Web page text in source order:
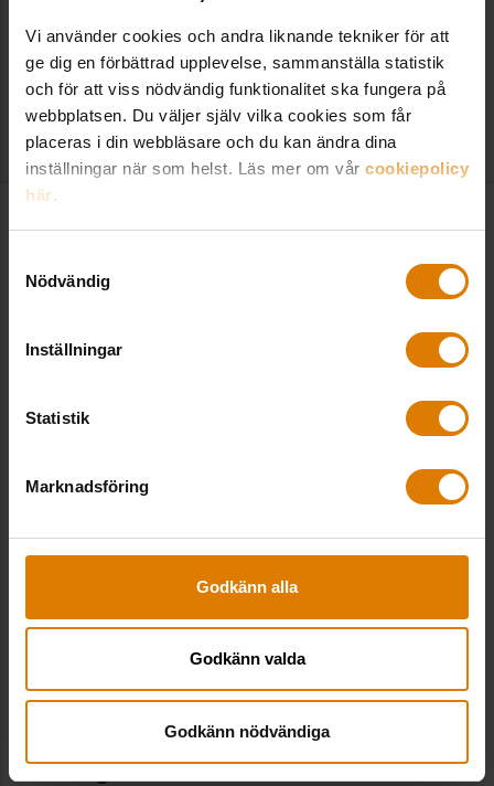
Vi använder cookies och andra liknande tekniker för att
ge dig en förbättrad upplevelse, sammanställa statistik
och för att viss nödvändig funktionalitet ska fungera på
webbplatsen. Du väljer själv vilka cookies som får
placeras i din webbläsare och du kan ändra dina
inställningar när som helst. Läs mer om vår cookiepolicy
här.
Nödvändig
Inställningar
Statistik
Marknadsföring
Godkänn alla
Godkänn valda
Godkänn nödvändiga
Kontakt hos Sveriges Allmännytta
VANLIGA FRÅGOR
Besöksadress: Hornsgatan 15,
LinkedIn
Genvägar